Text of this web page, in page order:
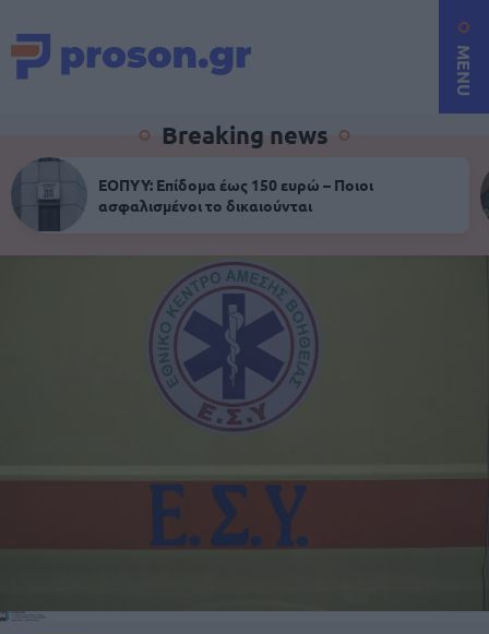
MENU
Breaking news
ΕΟΠΥΥ: Επίδομα έως 150 ευρώ – Ποιοι
ασφαλισμένοι το δικαιούνται